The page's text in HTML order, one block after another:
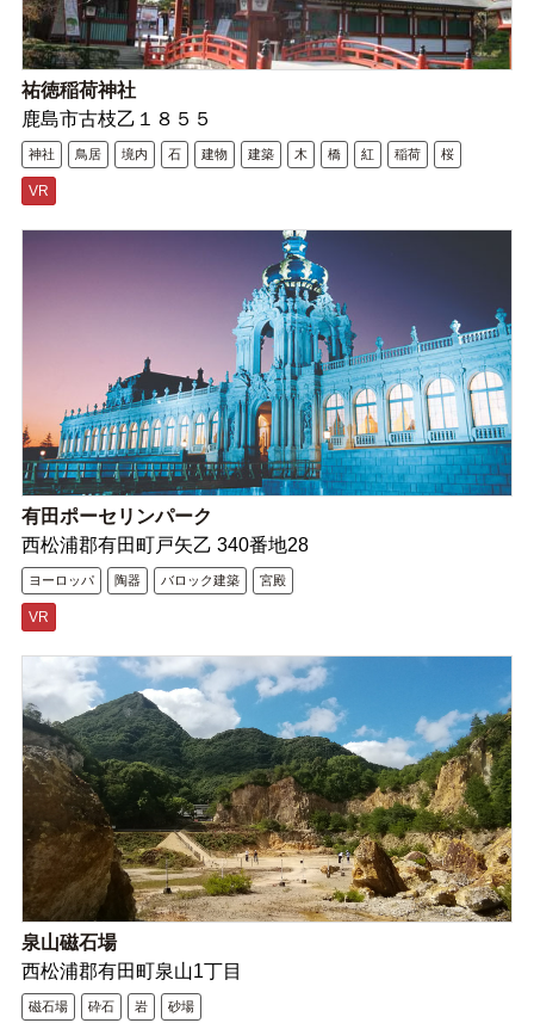
祐徳稲荷神社
鹿島市古枝乙１８５５
神社 鳥居 境内 石 建物 建築 木 橋 紅 稲荷 桜
VR
有田ポーセリンパーク
西松浦郡有田町戸矢乙 340番地28
ヨーロッパ 陶器 バロック建築 宮殿
VR
泉山磁石場
西松浦郡有田町泉山1丁目
磁石場 砕石 岩 砂場